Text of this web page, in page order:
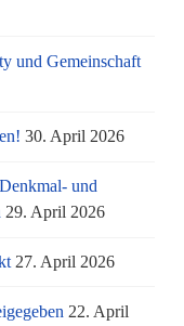
und Gemeinschaft
30. April 2026
und
29. April 2026
27. April 2026
22. April